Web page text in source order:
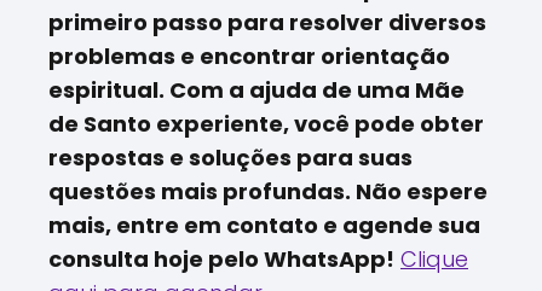
primeiro passo para resolver diversos
problemas e encontrar orientação
espiritual. Com a ajuda de uma Mãe
de Santo experiente, você pode obter
respostas e soluções para suas
questões mais profundas. Não espere
mais, entre em contato e agende sua
consulta hoje pelo WhatsApp! Clique